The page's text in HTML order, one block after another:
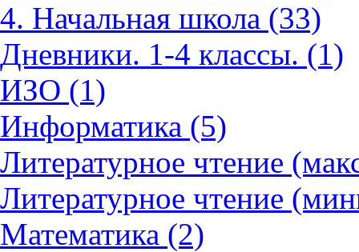
4. Начальная школа (33)
Дневники. 1-4 классы. (1)
ИЗО (1)
Информатика (5)
Литературное чтение
Литературное чтение
Математика (2)